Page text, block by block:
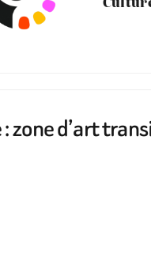
zone d’art